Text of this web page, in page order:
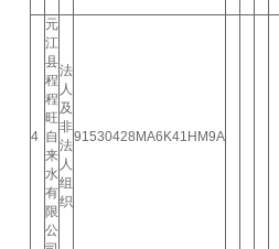
4
元
江
县
程
程
旺
自
来
水
有
限
公
法
人
及
非
法
人
组
织
91530428MA6K41HM9A